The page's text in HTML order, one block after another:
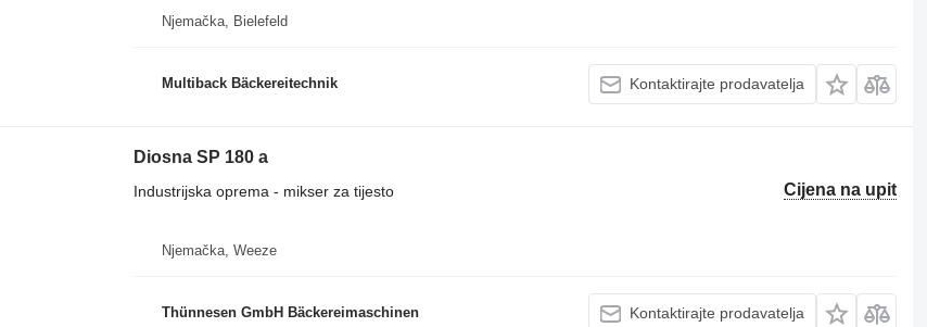
Njemačka, Bielefeld
Multiback Bäckereitechnik Kontaktirajte prodavatelja
Diosna SP 180 a
Cijena na upit
Industrijska oprema - mikser za tijesto
Njemačka, Weeze
Thünnesen GmbH Bäckereimaschinen Kontaktirajte prodavatelja